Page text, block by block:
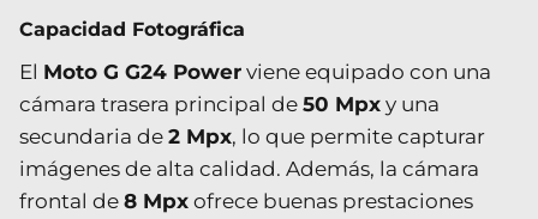
Capacidad Fotográfica
El Moto G G24 Power viene equipado con una
cámara trasera principal de 50 Mpx y una
secundaria de 2 Mpx, lo que permite capturar
imágenes de alta calidad. Además, la cámara
frontal de 8 Mpx ofrece buenas prestaciones